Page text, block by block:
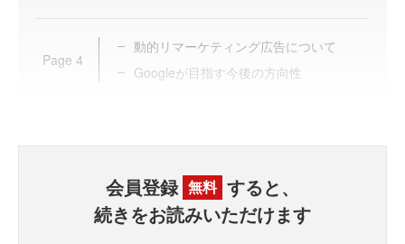
Page 4
動的リマーケティング広告について
Googleが目指す今後の方向性
会員登録 無料 すると、
続きをお読みいただけます